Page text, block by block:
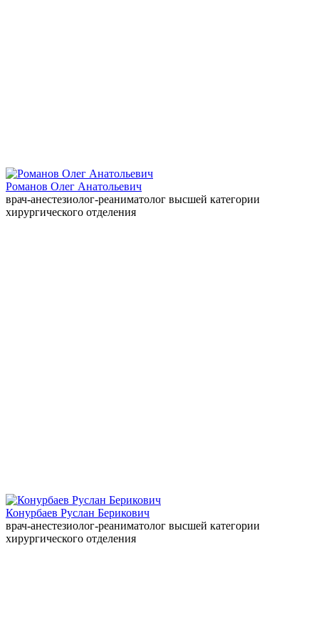
Романов Олег Анатольевич
врач-анестезиолог-реаниматолог высшей категории
хирургического отделения
Конурбаев Руслан Берикович
врач-анестезиолог-реаниматолог высшей категории
хирургического отделения